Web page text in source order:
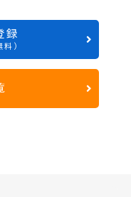
録
）